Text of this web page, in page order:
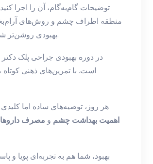
توضیحات گام‌به‌گام، آن را اجرا
منطقه اطراف چشم و روش‌های
و پاسخ‌های ویدیویی ارائه می‌شوند تا مسیر Interactive بهبودی روشن‌تر شود.
در دوره بهبودی جراحی پلک دکتر
است. با تمرین‌های ذهنی کوتاه
هر روز، توصیه‌های ساده اما
اهمیت بهداشت چشم و مصرف